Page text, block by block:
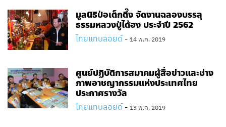
มูลนิธิป่อเต็กตึ๊ง จัดงานฉลองบรรลุ
ธรรมหลวงปู่ไต้ฮง ประจำปี 2562
ไทยแทบลอยด์ - 14 พ.ค. 2019
ศูนย์ปฏิบัติการสมาคมผู้สื่อข่าวและช่าง
ภาพอาชญากรรมแห่งประเทศไทย
ประกาศรางวัล
ไทยแทบลอยด์ - 13 พ.ค. 2019